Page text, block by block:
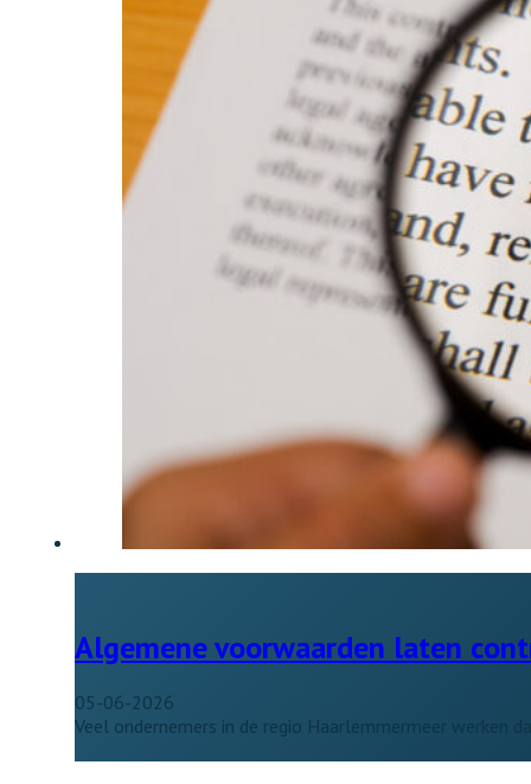
Algemene voorwaarden laten
05-06-2026
Veel ondernemers in de regio Haarlemmermeer werken